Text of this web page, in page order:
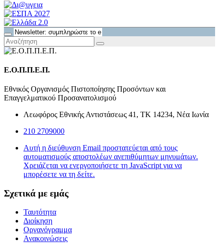
Ε.Ο.Π.Π.Ε.Π.
Εθνικός Οργανισμός Πιστοποίησης Προσόντων και
Επαγγελματικού Προσανατολισμού
Λεωφόρος Εθνικής Αντιστάσεως 41, ΤΚ 14234, Νέα Ιωνία
210 2709000
Αυτή η διεύθυνση Email προστατεύεται από τους
αυτοματισμούς αποστολέων ανεπιθύμητων μηνυμάτων.
Χρειάζεται να ενεργοποιήσετε τη JavaScript για να
μπορέσετε να τη δείτε.
Σχετικά με εμάς
Ταυτότητα
Διοίκηση
Οργανόγραμμα
Ανακοινώσεις